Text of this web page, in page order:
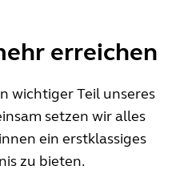
erreichen
wichtiger Teil unseres
setzen wir alles
ein erstklassiges
zu bieten.